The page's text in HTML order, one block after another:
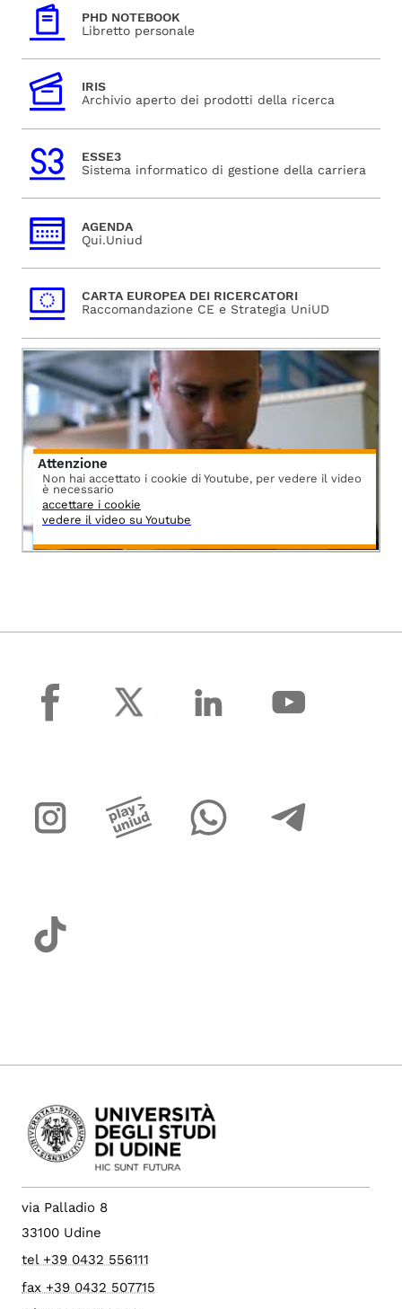
PHD NOTEBOOK
Libretto personale
IRIS
Archivio aperto dei prodotti della ricerca
ESSE3
Sistema informatico di gestione della carriera
AGENDA
Qui.Uniud
CARTA EUROPEA DEI RICERCATORI
Raccomandazione CE e Strategia UniUD
Attenzione
Non hai accettato i cookie di Youtube, per vedere il video
è necessario
accettare i cookie
vedere il video su Youtube
facebook
via Palladio 8
33100 Udine
tel +39 0432 556111
fax +39 0432 507715